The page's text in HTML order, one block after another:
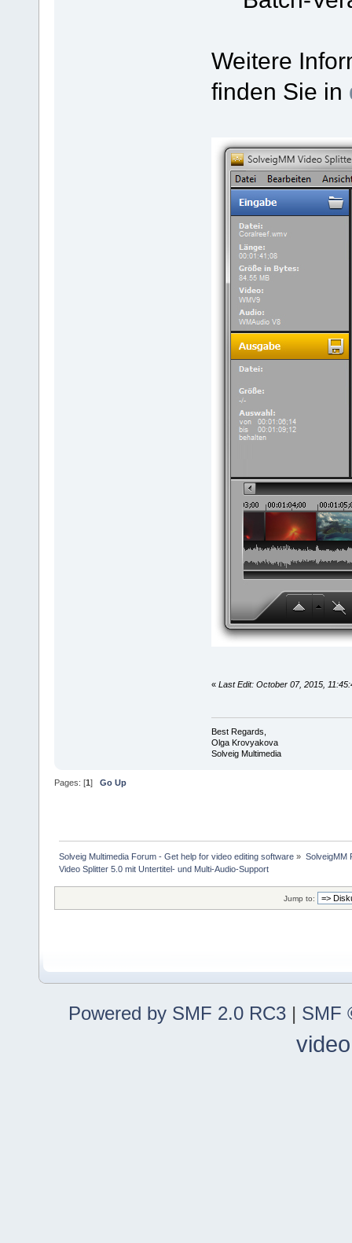
Weitere
finden Sie in
« Last Edit: October 07, 2015,
Best Regards,
Olga Krovyakova
Solveig Multimedia
Pages: [1] Go Up
Solveig Multimedia Forum - Get help for video editing software » SolveigMM
Video Splitter 5.0 mit Untertitel- und Multi-Audio-Support
Jump to:
Powered by SMF 2.0 RC3 | SMF